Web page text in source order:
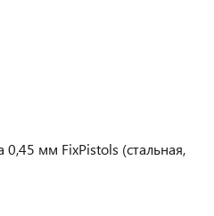
мм FixPistols (стальная,